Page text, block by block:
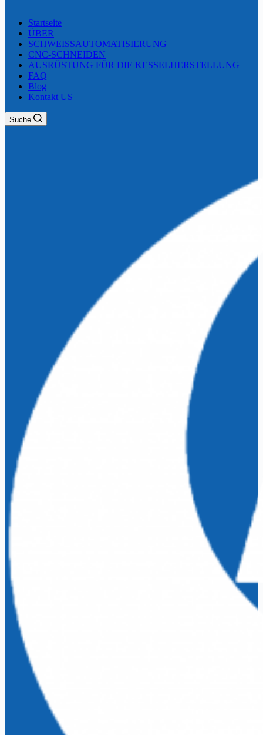
Startseite
ÜBER
SCHWEISSAUTOMATISIERUNG
CNC-SCHNEIDEN
AUSRÜSTUNG FÜR DIE KESSELHERSTELLUNG
FAQ
Blog
Kontakt US
Suche